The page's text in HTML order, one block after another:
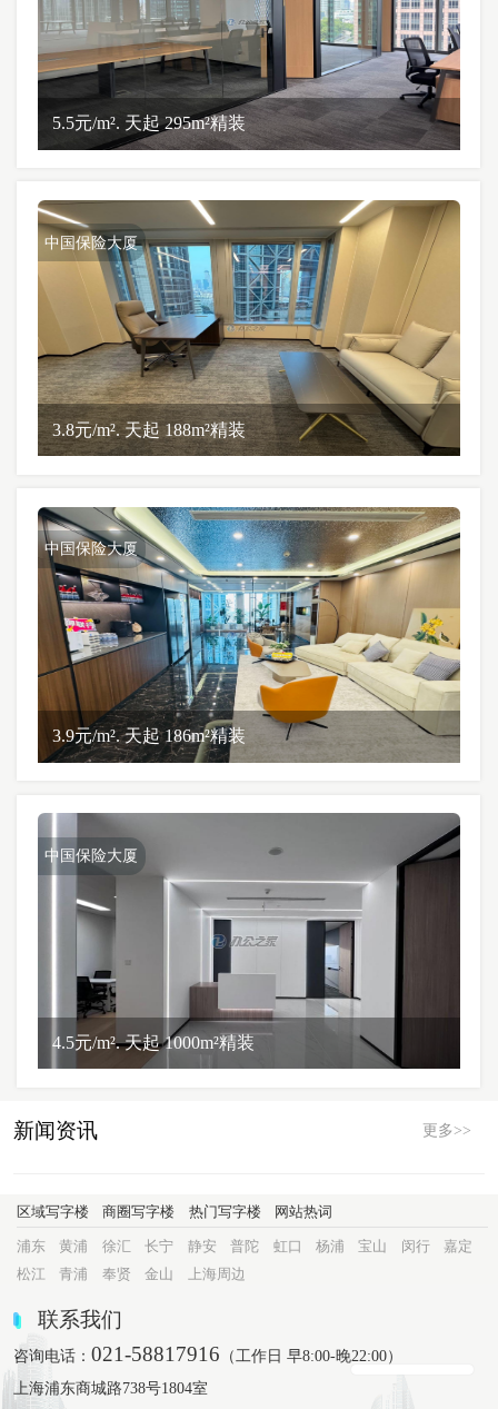
5.5元/m². 天起 295m²精装
中国保险大厦
3.8元/m². 天起 188m²精装
中国保险大厦
3.9元/m². 天起 186m²精装
中国保险大厦
4.5元/m². 天起 1000m²精装
新闻资讯 更多>>
区域写字楼 商圈写字楼 热门写字楼 网站热词
浦东 黄浦 徐汇 长宁 静安 普陀 虹口 杨浦 宝山 闵行
嘉定
松江
青浦 奉贤 金山 上海周边
联系我们
咨询电话：021-58817916 （工作日 早8:00-晚22:00）
上海浦东商城路738号1804室